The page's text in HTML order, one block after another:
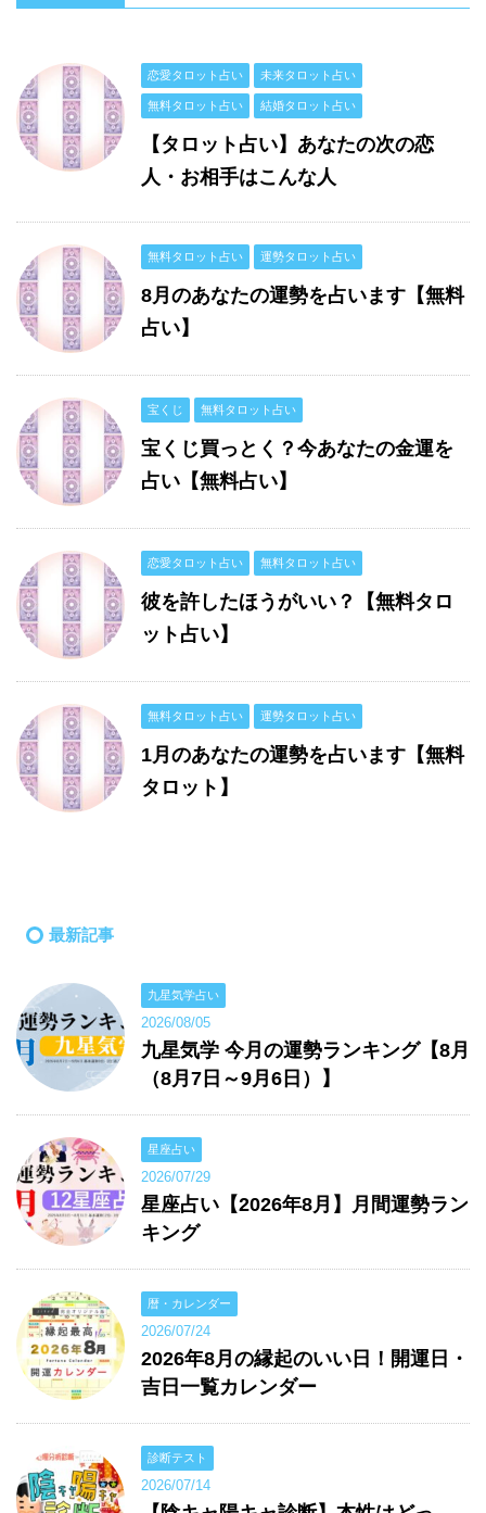
恋愛タロット占い 未来タロット占い
無料タロット占い 結婚タロット占い
【タロット占い】あなたの次の恋
人・お相手はこんな人
無料タロット占い 運勢タロット占い
8月のあなたの運勢を占います【無料
占い】
宝くじ 無料タロット占い
宝くじ買っとく？今あなたの金運を
占い【無料占い】
恋愛タロット占い 無料タロット占い
彼を許したほうがいい？【無料タロ
ット占い】
無料タロット占い 運勢タロット占い
1月のあなたの運勢を占います【無料
タロット】
最新記事
九星気学占い
2026/08/05
九星気学 今月の運勢ランキング【8月
（8月7日～9月6日）】
星座占い
2026/07/29
星座占い【2026年8月】月間運勢ラン
キング
暦・カレンダー
2026/07/24
2026年8月の縁起のいい日！開運日・
吉日一覧カレンダー
診断テスト
2026/07/14